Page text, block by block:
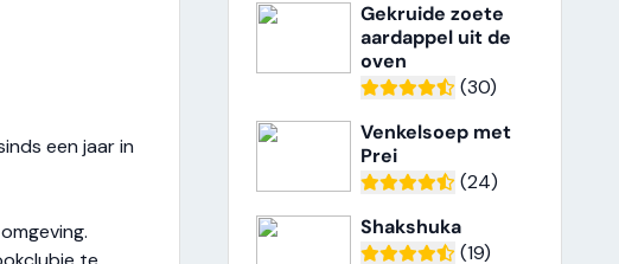
een jaar in
Gekruide zoete
aardappel uit de
oven
(30)
Venkelsoep met
Prei
(24)
Shakshuka
(19)